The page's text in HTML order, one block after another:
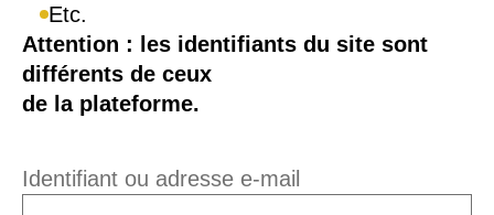
Etc.
Attention : les identifiants du site sont
différents de ceux
de la plateforme.
Identifiant ou adresse e-mail